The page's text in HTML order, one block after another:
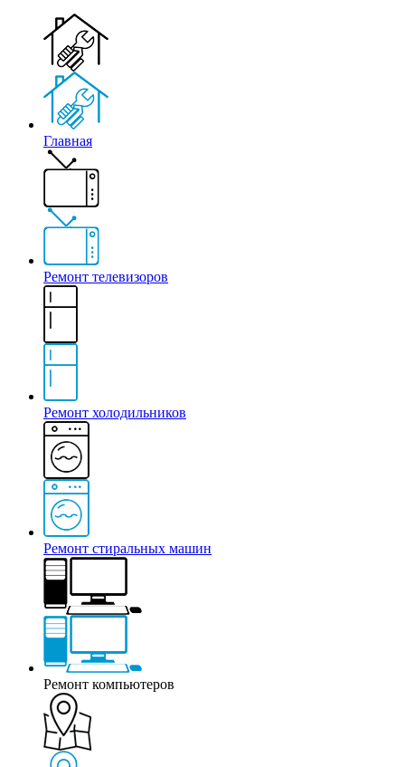
Главная
Ремонт телевизоров
Ремонт холодильников
Ремонт стиральных машин
Ремонт компьютеров